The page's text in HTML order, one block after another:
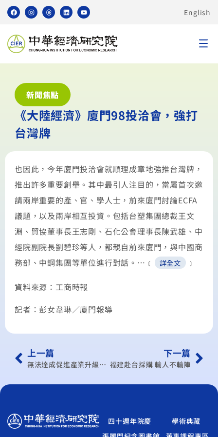
English
新聞焦點
《大陸經濟》廈門98投洽會，強打
台灣牌
也因此，今年廈門投洽會就順理成章地強推台灣牌，
推出許多重要創舉。其中最引人注目的，當屬首次邀
請兩岸重要的產、官、學人士，前來廈門討論ECFA
議題，以及兩岸相互投資。包括台塑集團總裁王文
淵、貿協董事長王志剛、石化公會理事長陳武雄、中
經院副院長劉碧珍等人，都親自前來廈門，與中國商
務部、中鋼集團等單位進行對話。…﹝
詳全文 ﹞
資料來源：工商時報
記者：彭女韋琳／廈門報導
上一篇
無法達成促進產業升級目的
下一篇
福建赴台採購 輸人不輸陣
四十週年院慶
學術典藏